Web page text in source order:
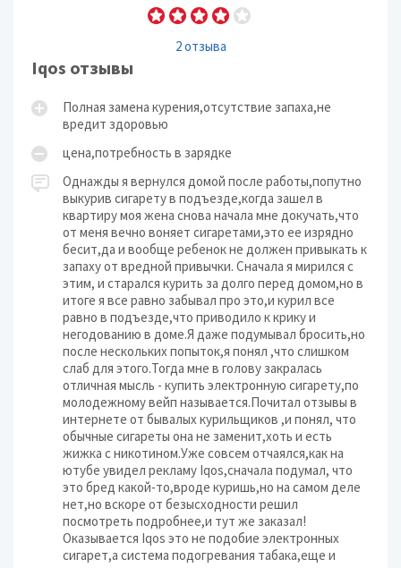
2 отзыва
Iqos отзывы
Полная замена курения,отсутствие запаха,не
вредит здоровью
цена,потребность в зарядке
Однажды я вернулся домой после работы,попутно
выкурив сигарету в подъезде,когда зашел в
квартиру моя жена снова начала мне докучать,что
от меня вечно воняет сигаретами,это ее изрядно
бесит,да и вообще ребенок не должен привыкать к
запаху от вредной привычки. Сначала я мирился с
этим, и старался курить за долго перед домом,но в
итоге я все равно забывал про это,и курил все
равно в подъезде,что приводило к крику и
негодованию в доме.Я даже подумывал бросить,но
после нескольких попыток,я понял ,что слишком
слаб для этого.Тогда мне в голову закралась
отличная мысль - купить электронную сигарету,по
молодежному вейп называется.Почитал отзывы в
интернете от бывалых курильщиков ,и понял, что
обычные сигареты она не заменит,хоть и есть
жижка с никотином.Уже совсем отчаялся,как на
ютубе увидел рекламу Iqos,сначала подумал, что
это бред какой-то,вроде куришь,но на самом деле
нет,но вскоре от безысходности решил
посмотреть подробнее,и тут же заказал!
Оказывается Iqos это не подобие электронных
сигарет,а система подогревания табака,еще и